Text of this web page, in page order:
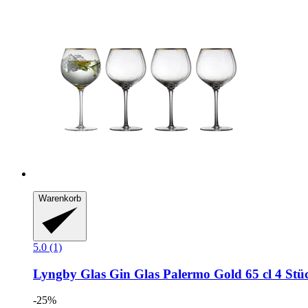
Warenkorb
5.0 (1)
Lyngby Glas Gin Glas Palermo Gold 65 cl 4
-25%